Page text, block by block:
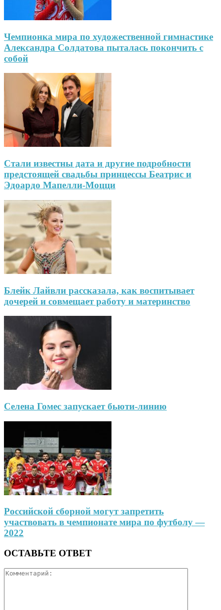
Чемпионка мира по художественной гимнастике
Александра Солдатова пыталась покончить с
собой
Стали известны дата и другие подробности
предстоящей свадьбы принцессы Беатрис и
Эдоардо Мапелли-Моцци
Блейк Лайвли рассказала, как воспитывает
дочерей и совмещает работу и материнство
Селена Гомес запускает бьюти-линию
Российской сборной могут запретить
участвовать в чемпионате мира по футболу —
2022
ОСТАВЬТЕ ОТВЕТ